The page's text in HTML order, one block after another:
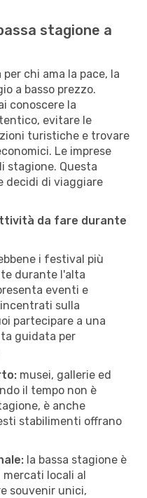
stagione a
chi ama la pace, la
a basso prezzo.
conoscere la
evitare le
turistiche e trovare
Le imprese
stagione. Questa
decidi di viaggiare
da fare durante
i festival più
durante l'alta
eventi e
sulla
partecipare a una
guidata per
musei, gallerie ed
il tempo non è
è anche
stabilimenti offrano
la bassa stagione è
locali al
souvenir unici,